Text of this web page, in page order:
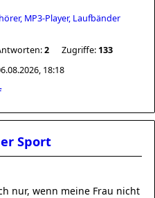
MP3-Player, Laufbänder
2 Zugriffe: 133
18:18
Sport
nur, wenn meine Frau nicht